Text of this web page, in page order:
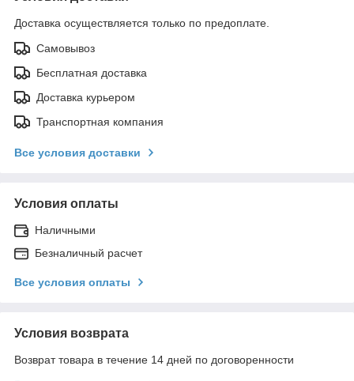
Доставка осуществляется только по предоплате.
Самовывоз
Бесплатная доставка
Доставка курьером
Транспортная компания
Все условия доставки
Условия оплаты
Наличными
Безналичный расчет
Все условия оплаты
Условия возврата
Возврат товара в течение 14 дней по договоренности